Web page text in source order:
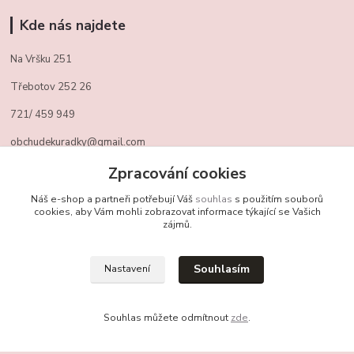
Kde nás najdete
Na Vršku 251
Třebotov 252 26
721/ 459 949
obchudekuradky@gmail.com
Kontakty
Zpracování cookies
Náš e-shop a partneři potřebují Váš souhlas s použitím souborů
cookies, aby Vám mohli zobrazovat informace týkající se Vašich
zájmů.
Nastavení Souhlasím
Souhlas můžete odmítnout zde.